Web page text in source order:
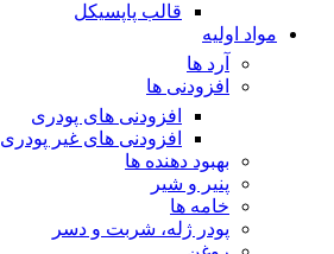
قالب پاپسیکل
مواد اولیه
آرد ها
افزودنی ها
افزودنی های پودری
افزودنی های غیر پودری
بهبود دهنده ها
پنیر و شیر
خامه ها
پودر ژله، شربت و دسر